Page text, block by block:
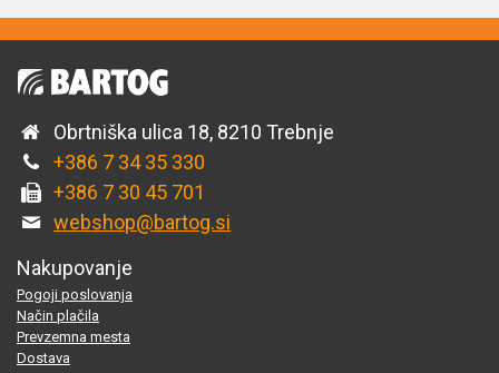
Obrtniška ulica 18, 8210 Trebnje
+386 7 34 35 330
+386 7 30 45 701
webshop@bartog.si
Nakupovanje
Pogoji poslovanja
Način plačila
Prevzemna mesta
Dostava